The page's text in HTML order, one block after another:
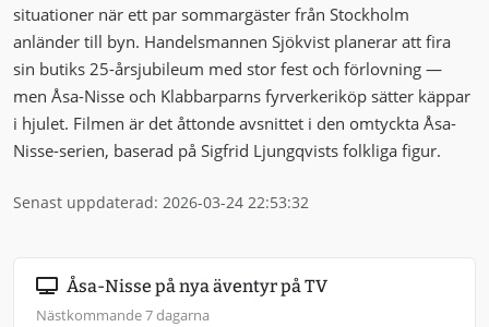
situationer när ett par sommargäster från Stockholm
anländer till byn. Handelsmannen Sjökvist planerar att fira
sin butiks 25-årsjubileum med stor fest och förlovning —
men Åsa-Nisse och Klabbarparns fyrverkeriköp sätter käppar
i hjulet. Filmen är det åttonde avsnittet i den omtyckta Åsa-
Nisse-serien, baserad på Sigfrid Ljungqvists folkliga figur.
Senast uppdaterad: 2026-03-24 22:53:32
Åsa-Nisse på nya äventyr på TV
Nästkommande 7 dagarna